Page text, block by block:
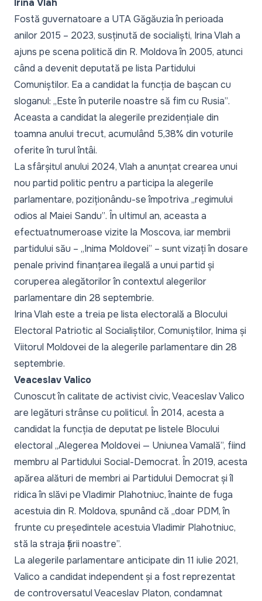
Irina Vlah
Fostă guvernatoare a UTA Găgăuzia în perioada
anilor 2015 – 2023, susținută de socialiști, Irina Vlah a
ajuns pe scena politică din R. Moldova în 2005, atunci
când a devenit deputată pe lista Partidului
Comuniștilor. Ea a candidat la funcția de bașcan cu
sloganul: „Este în puterile noastre să fim cu Rusia”.
Aceasta a candidat la alegerile prezidențiale din
toamna anului trecut, acumulând 5,38% din voturile
oferite în turul întâi.
La sfârșitul anului 2024, Vlah a anunțat crearea unui
nou partid politic pentru a participa la alegerile
parlamentare, poziționându-se împotriva „regimului
odios al Maiei Sandu”. În ultimul an, aceasta a
efectuatnumeroase vizite la Moscova, iar membrii
partidului său – „Inima Moldovei” – sunt vizați în dosare
penale privind finanțarea ilegală a unui partid și
coruperea alegătorilor în contextul alegerilor
parlamentare din 28 septembrie.
Irina Vlah este a treia pe lista electorală a Blocului
Electoral Patriotic al Socialiștilor, Comuniștilor, Inima și
Viitorul Moldovei de la alegerile parlamentare din 28
septembrie.
Veaceslav Valico
Cunoscut în calitate de activist civic, Veaceslav Valico
are legături strânse cu politicul. În 2014, acesta a
candidat la funcția de deputat pe listele Blocului
electoral „Alegerea Moldovei — Uniunea Vamală”, fiind
membru al Partidului Social-Democrat. În 2019, acesta
apărea alături de membri ai Partidului Democrat și îl
ridica în slăvi pe Vladimir Plahotniuc, înainte de fuga
acestuia din R. Moldova, spunând că „doar PDM, în
frunte cu președintele acestuia Vladimir Plahotniuc,
stă la straja țării noastre”.
La alegerile parlamentare anticipate din 11 iulie 2021,
Valico a candidat independent și a fost reprezentat
de controversatul Veaceslav Platon, condamnat